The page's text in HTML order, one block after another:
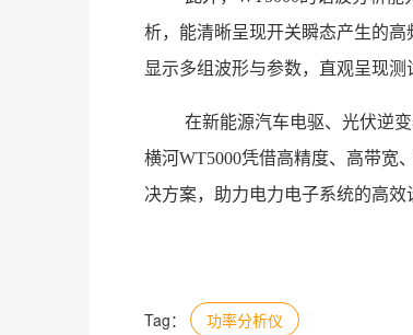
析，能清晰呈现开关瞬态产生的
显示多组波形与参数，直观呈现测
在新能源汽车电驱、光伏逆
横河WT5000凭借高精度、高带宽
决方案，助力电力电子系统的高效
Tag： 功率分析仪